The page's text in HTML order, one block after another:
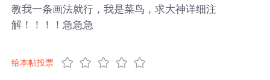
教我一条画法就行，我是菜鸟，求大神详细注
解！！！！急急急
给本帖投票